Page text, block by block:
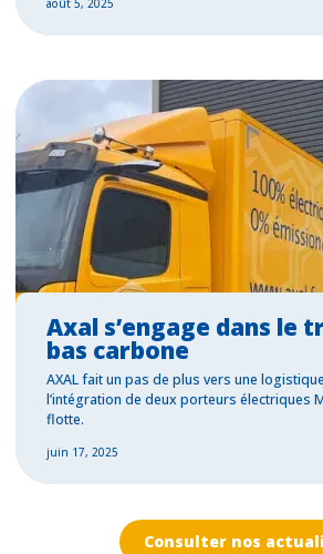
août 5, 2025
Axal s’engage dans le
bas carbone
AXAL fait un pas de plus vers une
l’intégration de deux porteurs électriques
flotte.
juin 17, 2025
Consulter nos